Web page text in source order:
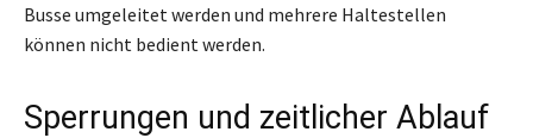
Busse umgeleitet werden und mehrere Haltestellen
können nicht bedient werden.
Sperrungen und zeitlicher Ablauf